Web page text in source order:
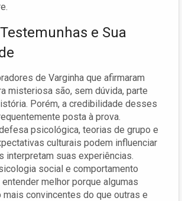
e Sua
de Varginha que afirmaram
misteriosa são, sem dúvida, parte
Porém, a credibilidade desses
posta à prova.
psicológica, teorias de grupo e
culturais podem influenciar
interpretam suas experiências.
social e comportamento
entender melhor porque algumas
convincentes do que outras e